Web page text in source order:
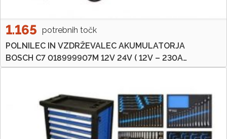
1.165 potrebnih točk
POLNILEC IN VZDRŽEVALEC AKUMULATORJA
BOSCH C7 018999907M 12V 24V ( 12V – 230AH
/ 24V – 140AH )